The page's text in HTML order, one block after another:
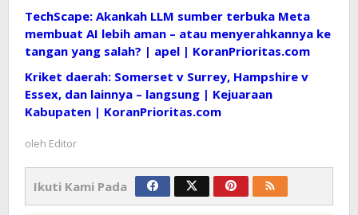
TechScape: Akankah LLM sumber terbuka Meta
membuat AI lebih aman – atau menyerahkannya ke
tangan yang salah? | apel | KoranPrioritas.com
Kriket daerah: Somerset v Surrey, Hampshire v
Essex, dan lainnya – langsung | Kejuaraan
Kabupaten | KoranPrioritas.com
oleh Editor
Ikuti Kami Pada